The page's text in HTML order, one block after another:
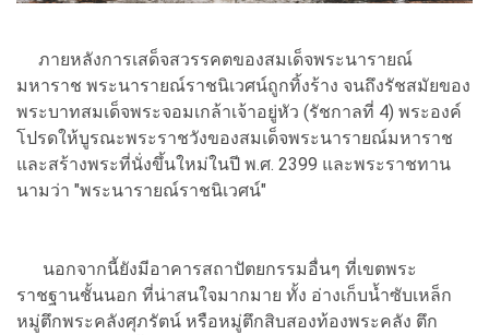
ภายหลังการเสด็จสวรรคตของสมเด็จพระนารายณ์
มหาราช พระนารายณ์ราชนิเวศน์ถูกทิ้งร้าง จนถึงรัชสมัยของ
พระบาทสมเด็จพระจอมเกล้าเจ้าอยู่หัว (รัชกาลที่ 4) พระองค์
โปรดให้บูรณะพระราชวังของสมเด็จพระนารายณ์มหาราช
และสร้างพระที่นั่งขึ้นใหม่ในปี พ.ศ. 2399 และพระราชทาน
นามว่า "พระนารายณ์ราชนิเวศน์"
นอกจากนี้ยังมีอาคารสถาปัตยกรรมอื่นๆ ที่เขตพระ
ราชฐานชั้นนอก ที่น่าสนใจมากมาย ทั้ง อ่างเก็บน้ำซับเหล็ก
หมู่ตึกพระคลังศุภรัตน์ หรือหมู่ตึกสิบสองท้องพระคลัง ตึก